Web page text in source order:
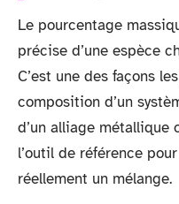
Le pourcentage
précise d’une espèce
C’est une des façons
composition d’un
d’un alliage métallique
l’outil de référence
réellement un mélange.